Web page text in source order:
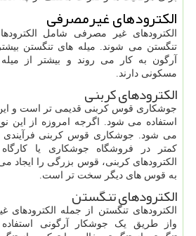
الکترودهای غیرمصرفی
الکترودهای غیر مصرفی شامل
تنگستن می شوند. میله های تنگستن
آرگون به کار می روند و بیشتر از میله
مسکونی دارند.
الکترودهای کربنی
جوشکاری قوس کربنی قدیمی تر است و
استفاده می شود. اگرجه امروزه از این
می شود. جوشکاری قوس کربنی فرآیندی
کمتر در فروشگاه جوشکاری یا
الکترودهای کربنی، قوس بزرگی را ایجاد
به قوس های دیگر سخت تر است.
الکترودهای تنگستن
الکترودهای تنگستن از جمله
واز طریق یک جوشکار آرگونی